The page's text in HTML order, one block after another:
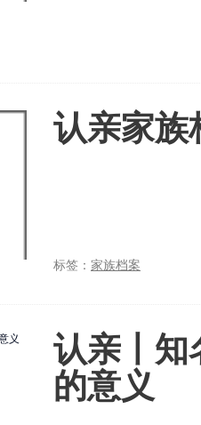
认亲家族
标签： 家族档案
认亲丨知
的意义